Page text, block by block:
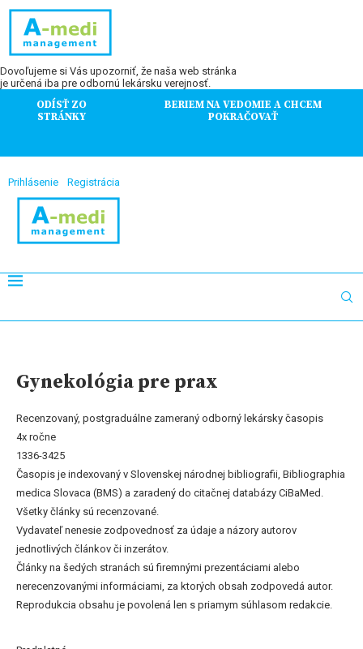
Dovoľujeme si Vás upozorniť, že naša web stránka
je určená iba pre odbornú lekársku verejnosť.
ODÍSŤ ZO
STRÁNKY
BERIEM NA VEDOMIE A CHCEM
POKRAČOVAŤ
Prihlásenie Registrácia
Gynekológia pre prax
Recenzovaný, postgraduálne zameraný odborný lekársky časopis
4x ročne
1336-3425
Časopis je indexovaný v Slovenskej národnej bibliografii, Bibliographia
medica Slovaca (BMS) a zaradený do citačnej databázy CiBaMed.
Všetky články sú recenzované.
Vydavateľ nenesie zodpovednosť za údaje a názory autorov
jednotlivých článkov či inzerátov.
Články na šedých stranách sú firemnými prezentáciami alebo
nerecenzovanými informáciami, za ktorých obsah zodpovedá autor.
Reprodukcia obsahu je povolená len s priamym súhlasom redakcie.